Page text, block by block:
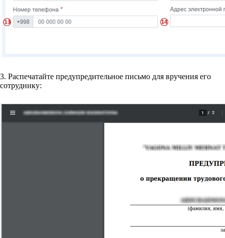
3. Распечатайте предупредительное письмо для вручения его
сотруднику: